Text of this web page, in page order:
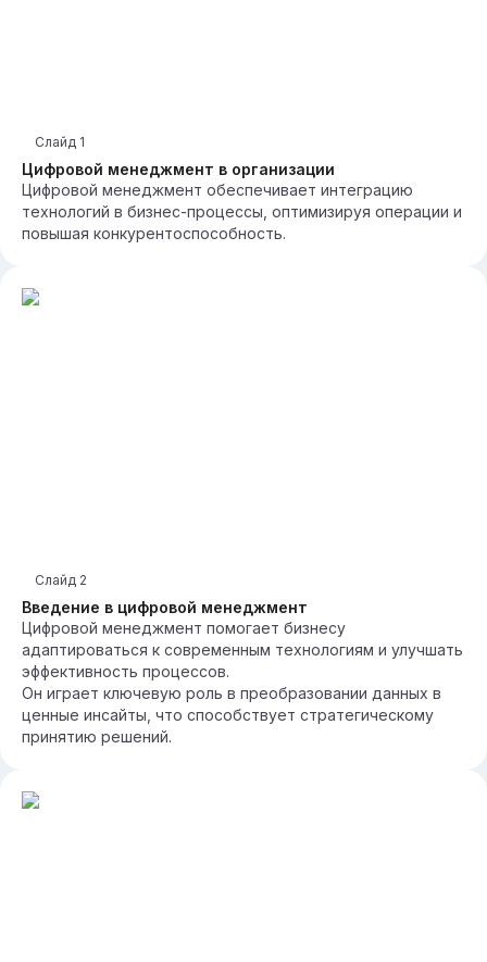
Цифровой менеджмент в организации
Слайд 1
Цифровой менеджмент обеспечивает интеграцию
технологий в бизнес-процессы, оптимизируя операции и
повышая конкурентоспособность.
Введение в цифровой менеджмент
Слайд 2
Цифровой менеджмент помогает бизнесу
адаптироваться к современным технологиям и улучшать
эффективность процессов.
Он играет ключевую роль в преобразовании данных в
ценные инсайты, что способствует стратегическому
принятию решений.